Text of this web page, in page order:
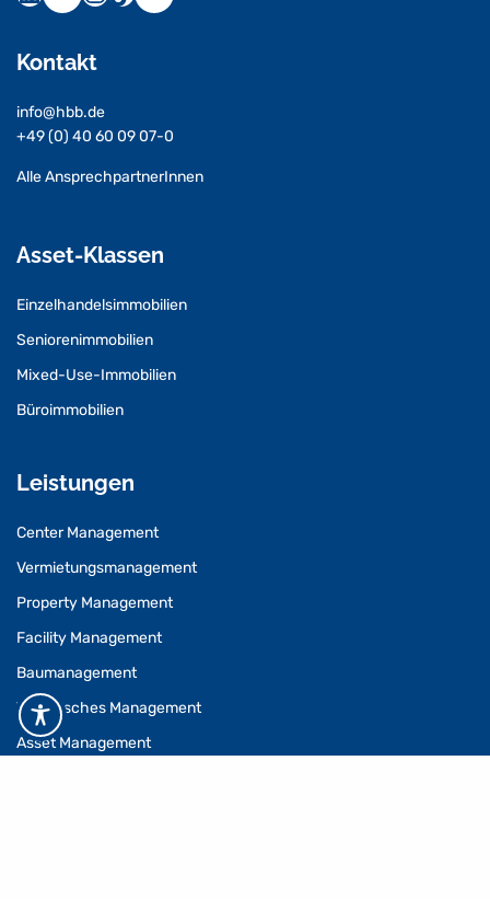
Kontakt
info@hbb.de
+49 (0) 40 60 09 07-0
Alle AnsprechpartnerInnen
Asset-Klassen
Einzelhandelsimmobilien
Seniorenimmobilien
Mixed-Use-Immobilien
Büroimmobilien
Leistungen
Center Management
Vermietungsmanagement
Property Management
Facility Management
Baumanagement
Technisches Management
Asset Management